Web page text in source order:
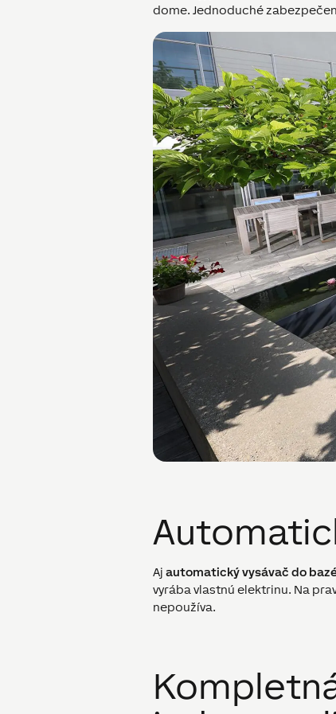
dome. Jednoduché
Aj automatický vysávač do
vyrába vlastnú elektrinu. Na
nepoužíva.